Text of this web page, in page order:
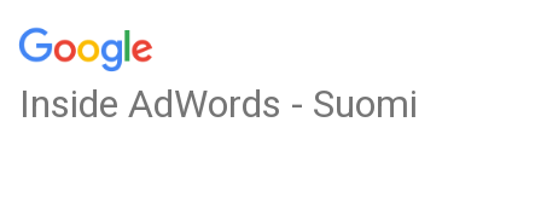
Inside AdWords - Suomi